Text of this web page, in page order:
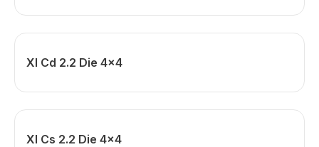
Xl Cd 2.2 Die 4x4
Xl Cs 2.2 Die 4x4